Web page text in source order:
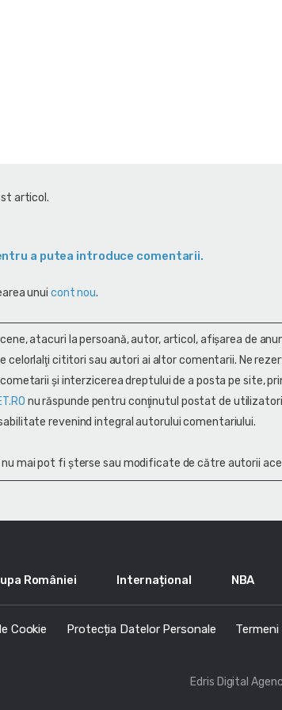
articol.
a putea introduce comentarii.
unui cont nou.
atacuri la persoană, autor, articol, afişarea de
celorlalţi cititori sau autori ai altor comentarii. Ne
și interzicerea dreptului de a posta pe site,
nu răspunde pentru conţinutul postat de
revenind integral autorului comentariului.
mai pot fi șterse sau modificate de către autorii
României Internațional NBA
Cookie Protecția Datelor Personale
Edris Digital